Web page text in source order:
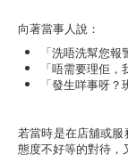
向著當事人說：
「洗唔洗幫您報
「唔需要理佢，
「發生咩事呀
若當時是在店舖或
態度不好等的對待，